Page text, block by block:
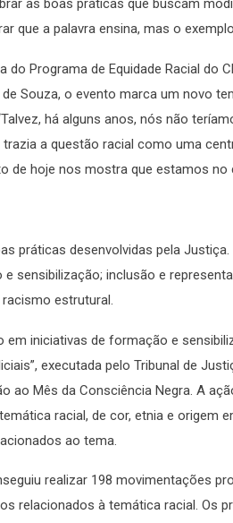
as boas práticas que buscam
que a palavra ensina, mas o
do Programa de Equidade Racial do
Souza, o evento marca um novo
há alguns anos, nós não
a questão racial como uma
de hoje nos mostra que estamos no
práticas desenvolvidas pela
sensibilização; inclusão e
estrutural.
iniciativas de formação e
executada pelo Tribunal de
ao Mês da Consciência Negra. A
racial, de cor, etnia e origem
ao tema.
realizar 198 movimentações
relacionados à temática racial. Os